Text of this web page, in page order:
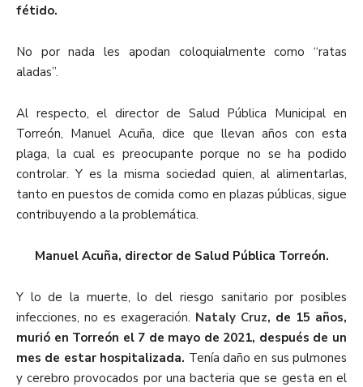
fétido.
No por nada les apodan coloquialmente como “ratas
aladas”.
Al respecto, el director de Salud Pública Municipal en
Torreón, Manuel Acuña, dice que llevan años con esta
plaga, la cual es preocupante porque no se ha podido
controlar. Y es la misma sociedad quien, al alimentarlas,
tanto en puestos de comida como en plazas públicas, sigue
contribuyendo a la problemática.
Manuel Acuña, director de Salud Pública Torreón.
Y lo de la muerte, lo del riesgo sanitario por posibles
infecciones, no es exageración. Nataly Cruz, de 15 años,
murió en Torreón el 7 de mayo de 2021, después de un
mes de estar hospitalizada. Tenía daño en sus pulmones
y cerebro provocados por una bacteria que se gesta en el